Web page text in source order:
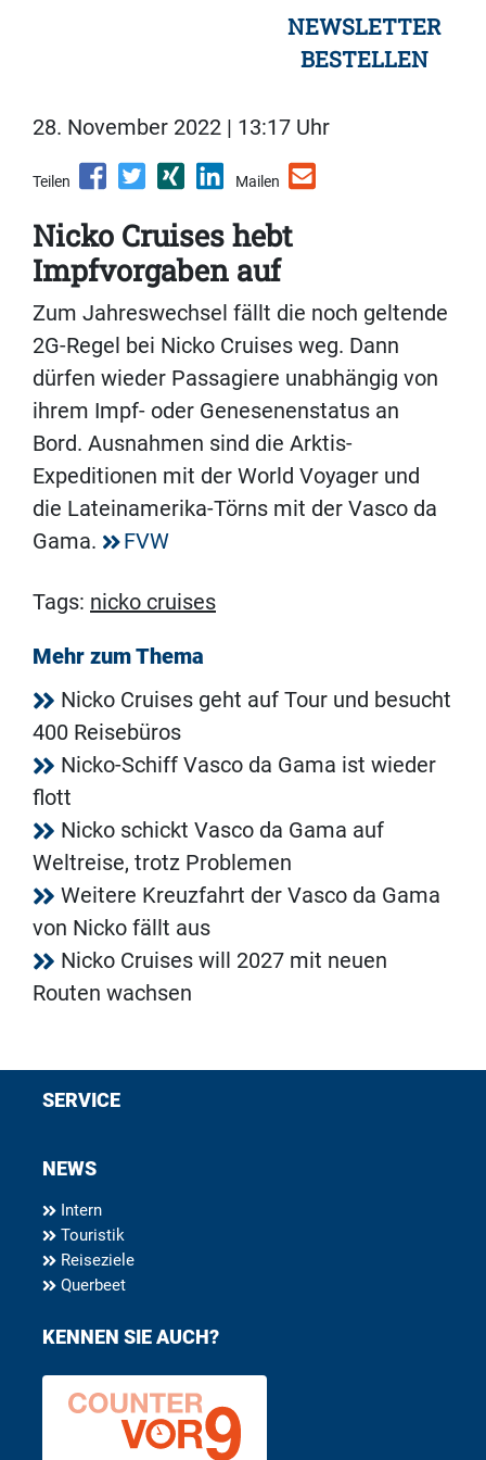
NEWSLETTER
BESTELLEN
28. November 2022 | 13:17 Uhr
Teilen Mailen
Nicko Cruises hebt
Impfvorgaben auf
Zum Jahreswechsel fällt die noch geltende
2G-Regel bei Nicko Cruises weg. Dann
dürfen wieder Passagiere unabhängig von
ihrem Impf- oder Genesenenstatus an
Bord. Ausnahmen sind die Arktis-
Expeditionen mit der World Voyager und
die Lateinamerika-Törns mit der Vasco da
Gama.
FVW
Tags: nicko cruises
Mehr zum Thema
Nicko Cruises geht auf Tour und besucht
400 Reisebüros
Nicko-Schiff Vasco da Gama ist wieder
flott
Nicko schickt Vasco da Gama auf
Weltreise, trotz Problemen
Weitere Kreuzfahrt der Vasco da Gama
von Nicko fällt aus
Nicko Cruises will 2027 mit neuen
Routen wachsen
SERVICE
NEWS
Intern
Touristik
Reiseziele
Querbeet
KENNEN SIE AUCH?